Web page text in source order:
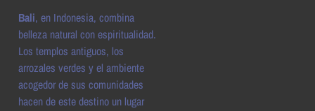
Bali, en Indonesia, combina
belleza natural con espiritualidad.
Los templos antiguos, los
arrozales verdes y el ambiente
acogedor de sus comunidades
hacen de este destino un lugar